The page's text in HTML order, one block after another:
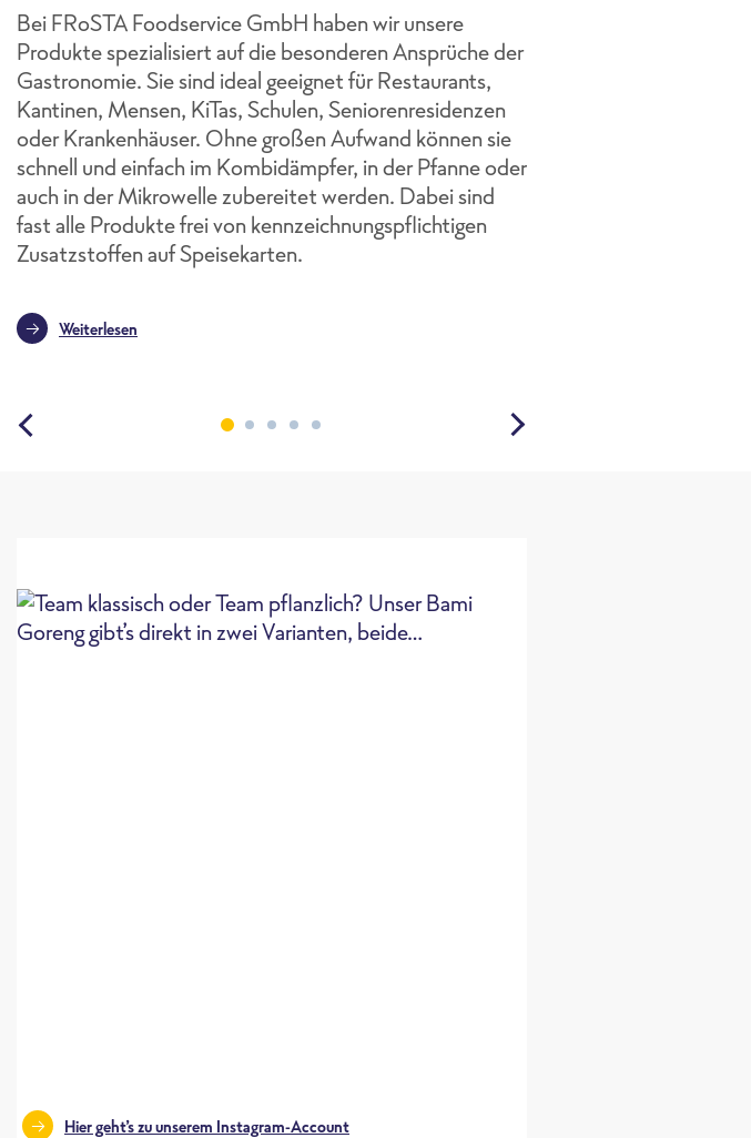
Bei FRoSTA Foodservice GmbH haben wir unsere
Produkte spezialisiert auf die besonderen Ansprüche der
Gastronomie. Sie sind ideal geeignet für Restaurants,
Kantinen, Mensen, KiTas, Schulen, Seniorenresidenzen
oder Krankenhäuser. Ohne großen Aufwand können sie
schnell und einfach im Kombidämpfer, in der Pfanne oder
auch in der Mikrowelle zubereitet werden. Dabei sind
fast alle Produkte frei von kennzeichnungspflichtigen
Zusatzstoffen auf Speisekarten.
Weiterlesen
Hier geht’s zu unserem Instagram-Account